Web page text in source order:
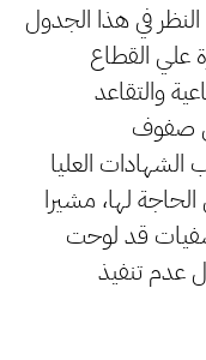
في هذا الجدول
علي القطاع
والتقاعد
صفوف
العليا
لها، مشيرا
قد لوحت
عدم تنفيذ